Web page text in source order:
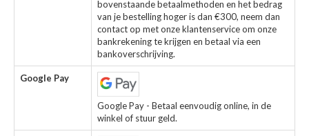
bovenstaande betaalmethoden en het bedrag
van je bestelling hoger is dan €300, neem dan
contact op met onze klantenservice om onze
bankrekening te krijgen en betaal via een
bankoverschrijving.
Google Pay
Google Pay - Betaal eenvoudig online, in de
winkel of stuur geld.